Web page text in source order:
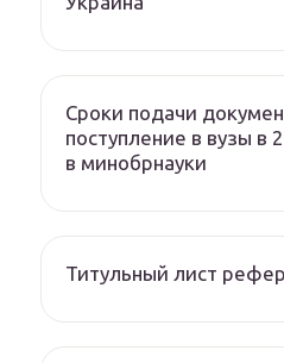
Сроки подачи
поступление в вузы в
в минобрнауки
Титульный лист